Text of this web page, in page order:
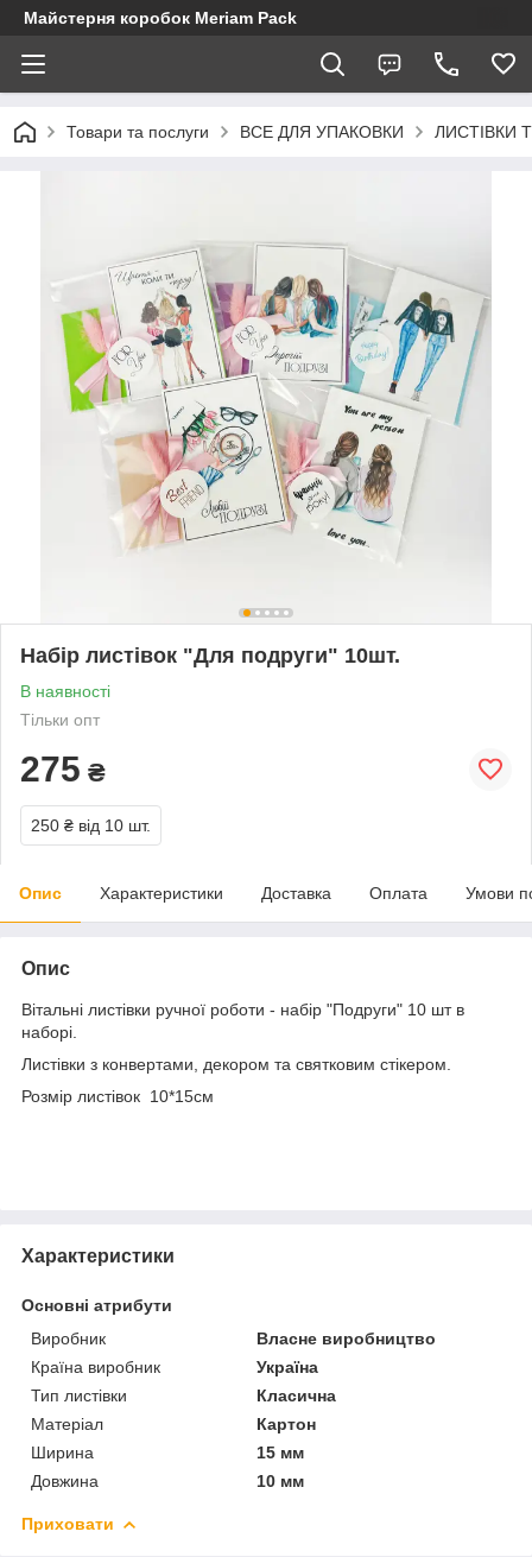
Майстерня коробок Meriam Pack
Товари та послуги ВСЕ ДЛЯ УПАКОВКИ ЛИСТІВКИ
Набір листівок "Для подруги" 10шт.
В наявності
Тільки опт
275 ₴
250 ₴ від 10 шт.
Опис Характеристики Доставка Оплата Умови
Опис
Вітальні листівки ручної роботи - набір "Подруги" 10 шт в
наборі.
Листівки з конвертами, декором та святковим стікером.
Розмір листівок 10*15см
Характеристики
Основні атрибути
Виробник
Власне виробництво
Країна виробник
Україна
Тип листівки
Класична
Матеріал
Картон
Ширина
15 мм
Довжина
10 мм
Приховати